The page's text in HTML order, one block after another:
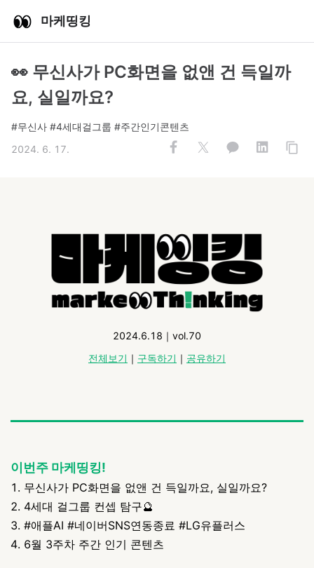
마케띵킹
👀 무신사가 PC화면을 없앤 건 득일까
요, 실일까요?
#무신사 #4세대걸그룹 #주간인기콘텐츠
2024. 6. 17.
2024.6.18｜vol.70
전체보기 ｜ 구독하기 ｜ 공유하기
이번주 마케띵킹!
1. 무신사가 PC화면을 없앤 건 득일까요, 실일까요?
2. 4세대 걸그룹 컨셉 탐구🔮
3. #애플AI #네이버SNS연동종료 #LG유플러스
4. 6월 3주차 주간 인기 콘텐츠